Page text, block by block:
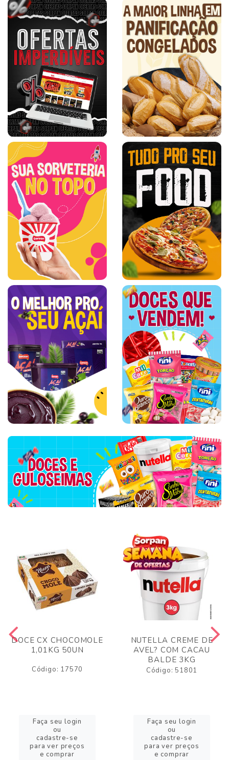
DOCE CX CHOCOMOLE
1,01KG 50UN
Código: 17570
Faça seu login
ou
cadastre-se
para ver preços
e comprar
NUTELLA CREME DE
AVEL? COM CACAU
BALDE 3KG
Código: 51801
Faça seu login
ou
cadastre-se
para ver preços
e comprar